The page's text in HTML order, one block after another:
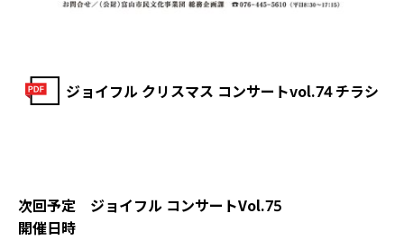
ジョイフル クリスマス コンサートvol.74 チラシ
次回予定 ジョイフル コンサートVol.75
開催日時